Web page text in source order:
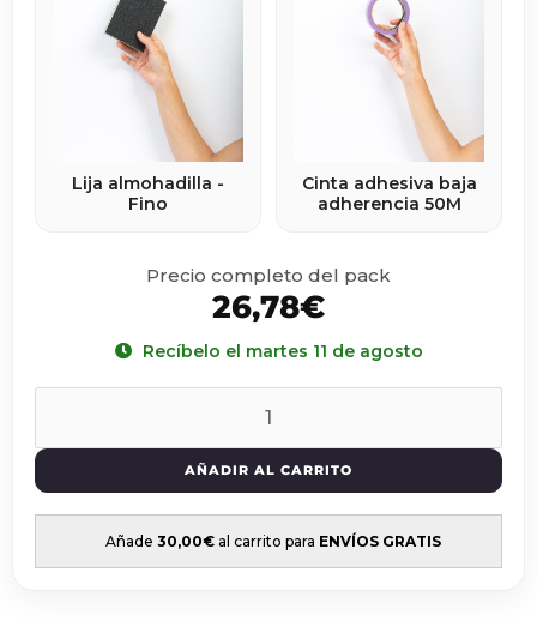
Lija almohadilla -
Fino
Cinta adhesiva baja
adherencia 50M
Precio completo del pack
26,78€
Recíbelo el martes 11 de agosto
AÑADIR AL CARRITO
Añade 30,00€ al carrito para ENVÍOS GRATIS